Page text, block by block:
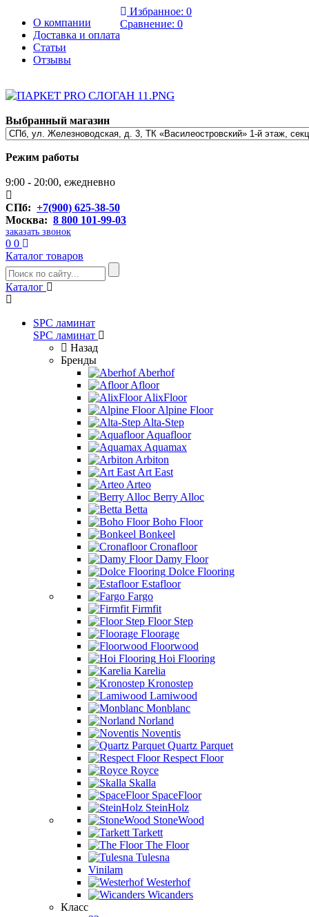
О компании
Доставка и оплата
Статьи
Отзывы
Избранное: 0
Сравнение: 0
Выбранный магазин
Режим работы
9:00 - 20:00, ежедневно
СПб: +7(900) 625-38-50
Москва: 8 800 101-99-03
заказать звонок
0 0
Каталог товаров
Каталог
SPC ламинат
SPC ламинат
Назад
Бренды
Aberhof
Afloor
AlixFloor
Alpine Floor
Alta-Step
Aquafloor
Aquamax
Arbiton
Art East
Arteo
Berry Alloc
Betta
Boho Floor
Bonkeel
Cronafloor
Damy Floor
Dolce Flooring
Estafloor
Fargo
Firmfit
Floor Step
Floorage
Floorwood
Hoi Flooring
Karelia
Kronostep
Lamiwood
Monblanc
Norland
Noventis
Quartz Parquet
Respect Floor
Royce
Skalla
SpaceFloor
SteinHolz
StoneWood
Tarkett
The Floor
Tulesna
Vinilam
Westerhof
Wicanders
Класс